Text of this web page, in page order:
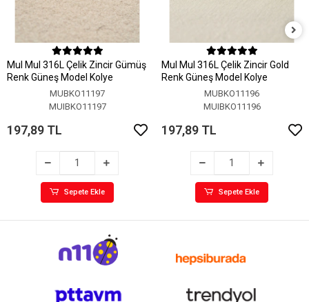
MuI MuI 316L Çelik Zincir Gümüş
Renk Güneş Model Kolye
MUBKO11197
MUIBKO11197
197,89 TL
Sepete Ekle
MuI MuI 316L Çelik Zincir Gold
Renk Güneş Model Kolye
MUBKO11196
MUIBKO11196
197,89 TL
Sepete Ekle